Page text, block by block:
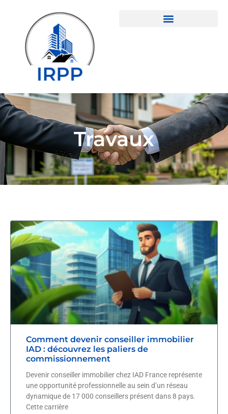
Travaux
Comment devenir conseiller immobilier
IAD : découvrez les paliers de
commissionnement
Devenir conseiller immobilier chez IAD France représente
une opportunité professionnelle au sein d’un réseau
dynamique de 17 000 conseillers présent dans 8 pays.
Cette carrière